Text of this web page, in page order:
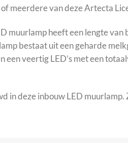
of meerdere van deze Artecta
muurlamp heeft een lengte
bestaat uit een geharde
een veertig LED’s met een
in deze inbouw LED